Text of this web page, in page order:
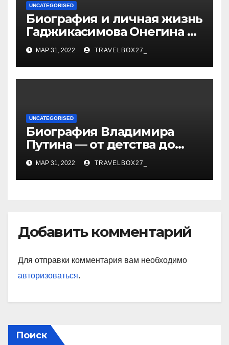
UNCATEGORISED
Биография и личная жизнь
Гаджикасимова Онегина —
информация о жене и
детях
МАР 31, 2022 TRAVELBOX27_
UNCATEGORISED
Биография Владимира
Путина — от детства до
президентства
МАР 31, 2022 TRAVELBOX27_
Добавить комментарий
Для отправки комментария вам необходимо
авторизоваться.
Поиск